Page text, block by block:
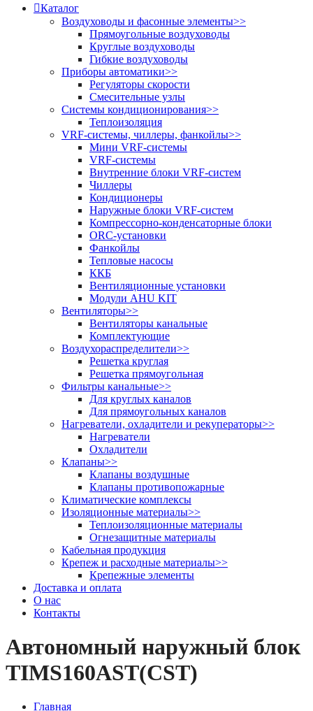
Каталог
Воздуховоды и фасонные элементы>>
Прямоугольные воздуховоды
Круглые воздуховоды
Гибкие воздуховоды
Приборы автоматики>>
Регуляторы скорости
Смесительные узлы
Системы кондиционирования>>
Теплоизоляция
VRF-системы, чиллеры, фанкойлы>>
Мини VRF-системы
VRF-системы
Внутренние блоки VRF-систем
Чиллеры
Кондиционеры
Наружные блоки VRF-систем
Компрессорно-конденсаторные блоки
ORC-установки
Фанкойлы
Тепловые насосы
ККБ
Вентиляционные установки
Модули AHU KIT
Вентиляторы>>
Вентиляторы канальные
Комплектующие
Воздухораспределители>>
Решетка круглая
Решетка прямоугольная
Фильтры канальные>>
Для круглых каналов
Для прямоугольных каналов
Нагреватели, охладители и рекуператоры>>
Нагреватели
Охладители
Клапаны>>
Клапаны воздушные
Клапаны противопожарные
Климатические комплексы
Изоляционные материалы>>
Теплоизоляционные материалы
Огнезащитные материалы
Кабельная продукция
Крепеж и расходные материалы>>
Крепежные элементы
Доставка и оплата
О нас
Контакты
Автономный наружный блок
TIMS160AST(CST)
Главная